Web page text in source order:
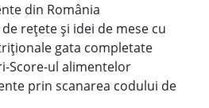
din România
rețete și idei de mese cu
gata completate
Score-ul alimentelor
prin scanarea codului de